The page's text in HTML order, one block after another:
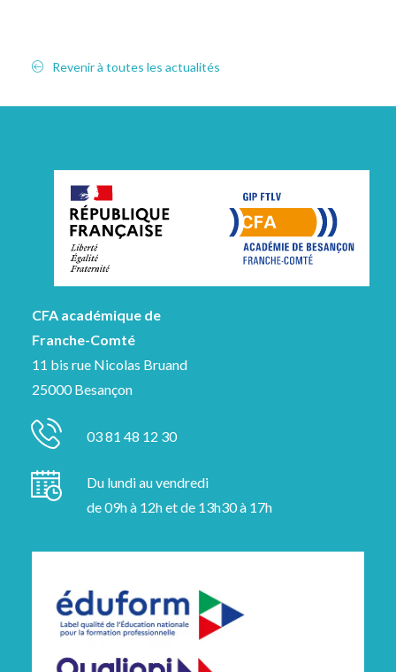
Revenir à toutes les actualités
CFA académique de
Franche-Comté
11 bis rue Nicolas Bruand
25000 Besançon
03 81 48 12 30
Du lundi au vendredi
de 09h à 12h et de 13h30 à 17h